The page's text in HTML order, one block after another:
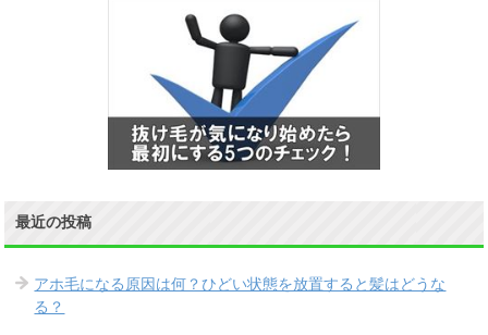
最近の投稿
アホ毛になる原因は何？ひどい状態を放置すると髪はどうな
る？